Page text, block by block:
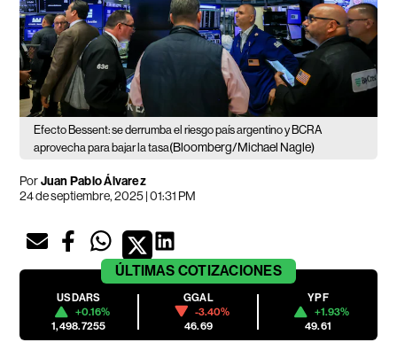
Efecto Bessent: se derrumba el riesgo país argentino y BCRA
aprovecha para bajar la tasa(Bloomberg/Michael Nagle)
PorJuan Pablo Álvarez
24 de septiembre, 2025 | 01:31 PM
ÚLTIMAS COTIZACIONES
USDARS
+0.16%
1,498.7255
GGAL
-3.40%
46.69
YPF
+1.93%
49.61